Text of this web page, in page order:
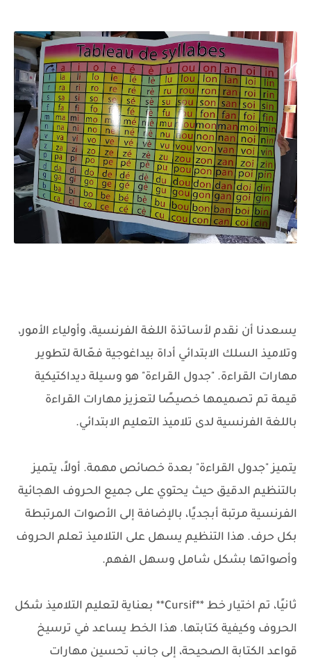
يسعدنا أن نقدم لأساتذة اللغة الفرنسية، وأولياء الأمور،
وتلاميذ السلك الابتدائي أداة بيداغوجية فعّالة لتطوير
مهارات القراءة. "جدول القراءة" هو وسيلة ديداكتيكية
قيمة تم تصميمها خصيصًا لتعزيز مهارات القراءة
باللغة الفرنسية لدى تلاميذ التعليم الابتدائي.
يتميز "جدول القراءة" بعدة خصائص مهمة. أولاً، يتميز
بالتنظيم الدقيق حيث يحتوي على جميع الحروف الهجائية
الفرنسية مرتبة أبجديًا، بالإضافة إلى الأصوات المرتبطة
بكل حرف. هذا التنظيم يسهل على التلاميذ تعلم الحروف
وأصواتها بشكل شامل وسهل الفهم.
ثانيًا، تم اختيار خط **Cursif** بعناية لتعليم التلاميذ شكل
الحروف وكيفية كتابتها. هذا الخط يساعد في ترسيخ
قواعد الكتابة الصحيحة، إلى جانب تحسين مهارات